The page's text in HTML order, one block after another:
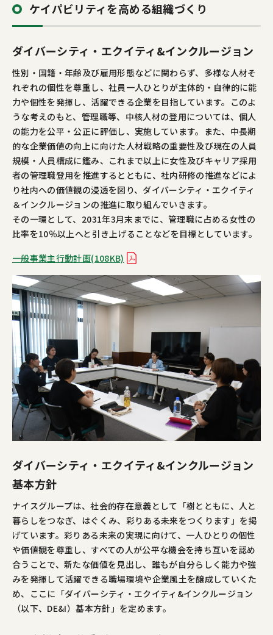
ケイパビリティを高める組織づくり
ダイバーシティ・エクイティ&インクルージョン
性別・国籍・年齢及び雇用形態などに関わらず、多様な人材そ
れぞれの個性を尊重し、社員一人ひとりが主体的・自律的に能
力や個性を発揮し、活躍できる企業を目指しています。このよ
うな考えのもと、管理職等、中核人材の登用については、個人
の能力を公平・公正に評価し、実施しています。また、中長期
的な企業価値の向上に向けた人材戦略の重要性及び現在の人員
規模・人員構成に鑑み、これまで以上に女性及びキャリア採用
者の管理職登用を推進するとともに、社内研修の推進などによ
り社内への価値観の浸透を図り、ダイバーシティ・エクイティ
＆インクルージョンの推進に取り組んでいきます。
その一環として、2031年3月末までに、管理職に占める女性の
比率を10％以上へと引き上げることなどを目標としています。
一般事業主行動計画(108KB)
ダイバーシティ・エクイティ&インクルージョン
基本方針
ナイスグループは、社会的存在意義として「樹とともに、人と
暮らしをつなぎ、はぐくみ、彩りある未来をつくります」を掲
げています。彩りある未来の実現に向けて、一人ひとりの個性
や価値観を尊重し、すべての人が公平な機会を持ち互いを認め
合うことで、新たな価値を見出し、誰もが自分らしく能力や強
みを発揮して活躍できる職場環境や企業風土を醸成していくた
め、ここに「ダイバーシティ・エクイティ&インクルージョン
（以下、DE&I）基本方針」を定めます。